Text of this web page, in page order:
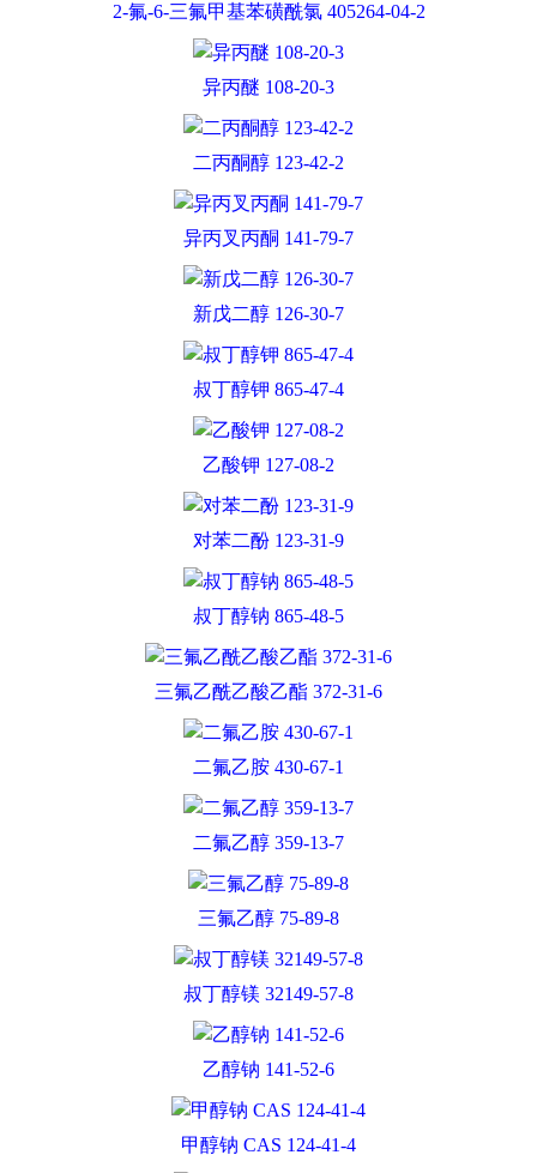
2-氟-6-三氟甲基苯磺酰氯 405264-04-2
异丙醚 108-20-3
二丙酮醇 123-42-2
异丙叉丙酮 141-79-7
新戊二醇 126-30-7
叔丁醇钾 865-47-4
乙酸钾 127-08-2
对苯二酚 123-31-9
叔丁醇钠 865-48-5
三氟乙酰乙酸乙酯 372-31-6
二氟乙胺 430-67-1
二氟乙醇 359-13-7
三氟乙醇 75-89-8
叔丁醇镁 32149-57-8
乙醇钠 141-52-6
甲醇钠 CAS 124-41-4